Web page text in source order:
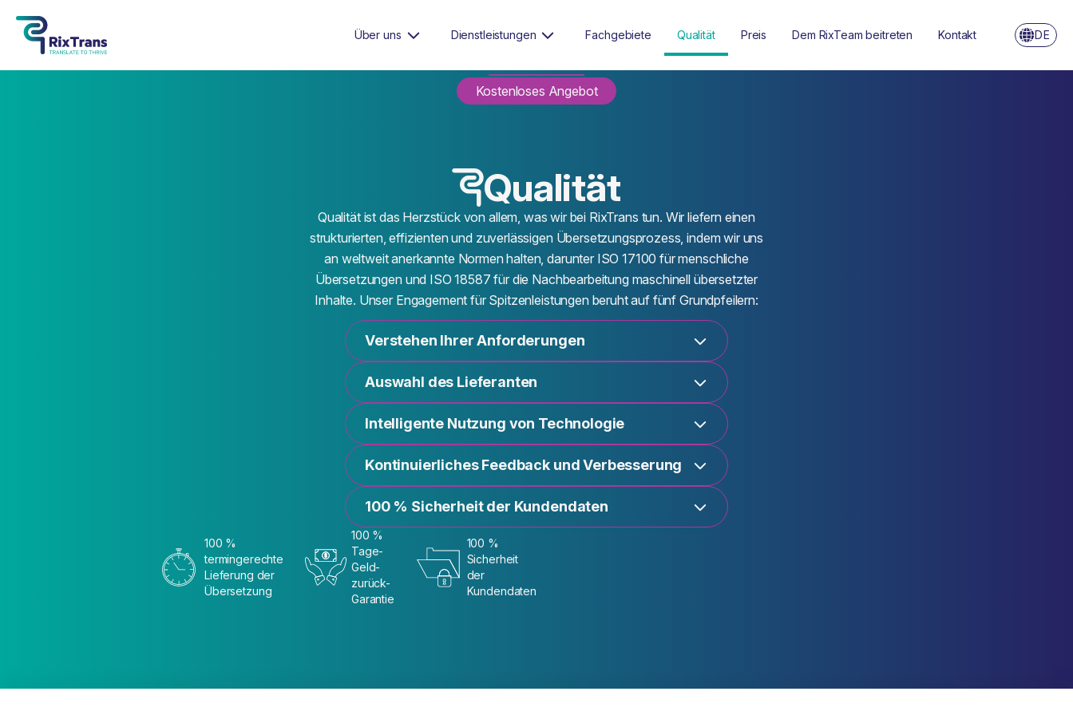
Über uns Dienstleistungen Fachgebiete Qualität Preis Dem RixTeam beitreten Kontakt DE
Kostenloses Angebot
Qualität
Qualität ist das Herzstück von allem, was wir bei RixTrans tun. Wir liefern einen
strukturierten, effizienten und zuverlässigen Übersetzungsprozess, indem wir uns
an weltweit anerkannte Normen halten, darunter ISO 17100 für menschliche
Übersetzungen und ISO 18587 für die Nachbearbeitung maschinell übersetzter
Inhalte. Unser Engagement für Spitzenleistungen beruht auf fünf Grundpfeilern:
Verstehen Ihrer Anforderungen
Auswahl des Lieferanten
Intelligente Nutzung von Technologie
Kontinuierliches Feedback und Verbesserung
100 % Sicherheit der Kundendaten
100 %
termingerechte
Lieferung der
Übersetzung
100 %
Tage-
Geld-
zurück-
Garantie
100 %
Sicherheit
der
Kundendaten